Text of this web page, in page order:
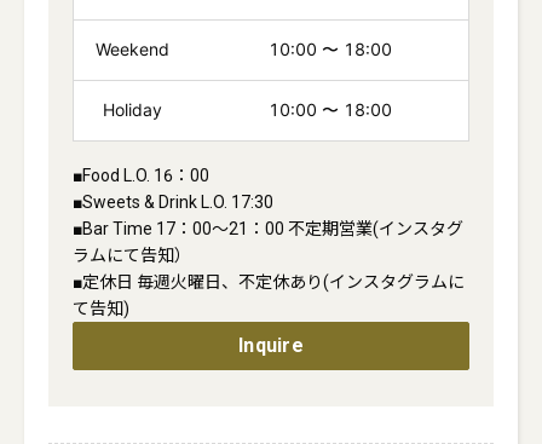
Weekend 10:00 〜 18:00
Holiday 10:00 〜 18:00
■Food L.O. 16：00
■Sweets & Drink L.O. 17:30
■Bar Time 17：00〜21：00 不定期営業(インスタグ
ラムにて告知）
■定休日 毎週火曜日、不定休あり(インスタグラムに
て告知)
Inquire